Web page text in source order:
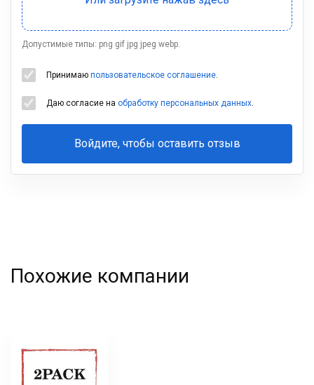
Допустимые типы: png gif jpg jpeg webp.
Принимаю пользовательское соглашение.
Даю согласие на обработку персональных данных.
Войдите, чтобы оставить отзыв
Ваша
Похожие компании